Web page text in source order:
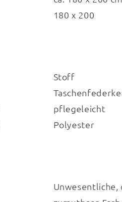
180 x 200
Stoff
pflegeleicht
Polyester
Unwesentliche,